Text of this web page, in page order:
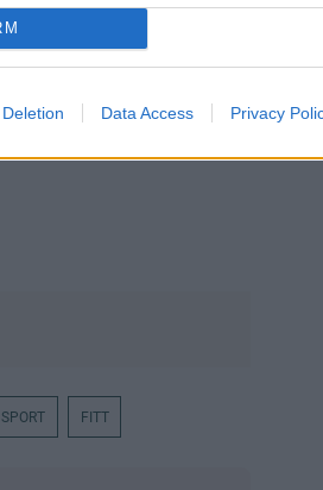
Data Access Privacy
a glamour.hu
SPORT FITT